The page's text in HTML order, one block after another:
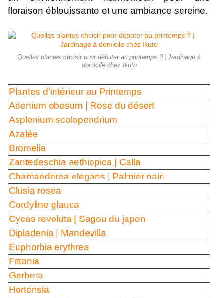
floraison éblouissante et une ambiance sereine.
Quelles plantes choisir pour débuter au printemps ? | Jardinage à
domicile chez Ikuto
Plantes d'intérieur au Printemps
Adenium obesum | Rose du désert
Asplenium scolopendrium
Azalée
Bromelia
Zantedeschia aethiopica | Calla
Chamaedorea elegans | Palmier nain
Clusia rosea
Cordyline glauca
Cycas revoluta | Sagou du japon
Dipladenia | Mandevilla
Euphorbia erythrea
Fittonia
Gerbera
Hortensia